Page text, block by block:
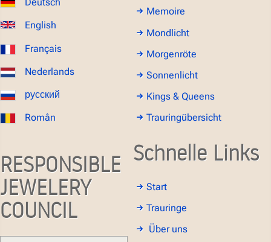
English
Français
Nederlands
русский
Român
RESPONSIBLE
JEWELERY
COUNCIL
Memoire
Mondlicht
Morgenröte
Sonnenlicht
Kings & Queens
Trauringübersicht
Schnelle Links
Start
Trauringe
Über uns